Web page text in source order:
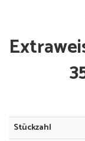
Stückzahl